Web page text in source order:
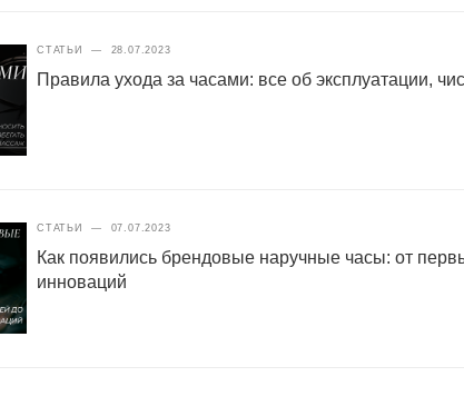
СТАТЬИ — 28.07.2023
Правила ухода за часами: все об эксплуатации,
СТАТЬИ — 07.07.2023
Как появились брендовые наручные часы: от
инноваций